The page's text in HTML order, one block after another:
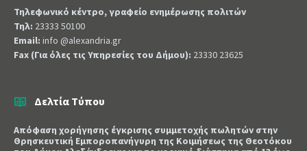
Τηλεφωνικό κέντρο, γραφείο ενημέρωσης πολιτών
Τηλ: 23333 50100
Email: info @alexandria.gr
Fax (Για όλες τις Υπηρεσίες του Δήμου): 23330 23625
Δελτία Τύπου
Απόφαση χορήγησης έγκρισης συμμετοχής πωλητών στην
Θρησκευτική Εμποροπανήγυρη της Κοιμήσεως της Θεοτόκου